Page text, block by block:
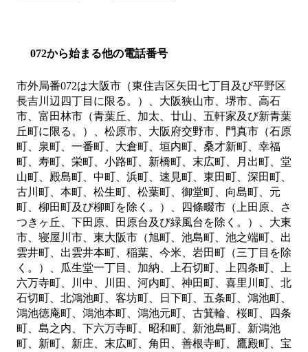
072から始まる他の電話番号
市外局番072は大阪市（東住吉区矢田七丁目及び平野区
長吉川辺四丁目に限る。）、大阪狭山市、堺市、高石
市、富田林市（青葉丘、加太、廿山、五軒家及び新青葉
丘町に限る。）、松原市、大阪府交野市、門真市（石原
町、泉町、一番町、大倉町、垣内町、桑才新町、幸福
町、寿町、栄町、小路町、新橋町、末広町、月出町、堂
山町、殿島町、中町、浜町、速見町、東田町、深田町、
古川町、本町、松生町、松葉町、御堂町、向島町、元
町、柳田町及び柳町を除く。）、四條畷市（上田原、さ
つきヶ丘、下田原、田原台及び緑風台を除く。）、大東
市、寝屋川市、東大阪市（旭町、池島町、池之端町、出
雲井町、出雲井本町、稲葉、今米、岩田町（三丁目を除
く。）、瓜生堂一丁目、加納、上石切町、上四条町、上
六万寺町、川中、川田、河内町、神田町、喜里川町、北
石切町、北鴻池町、客坊町、日下町、五条町、鴻池町、
鴻池徳庵町、鴻池本町、鴻池元町、古箕輪、桜町、四条
町、島之内、下六万寺町、昭和町、新池島町、新鴻池
町、新町、新庄、末広町、角田、善根寺町、鷹殿町、宝